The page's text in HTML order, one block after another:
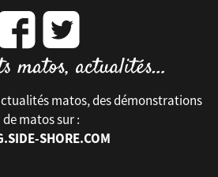
matos, des démonstrations
de matos sur :
SHORE.COM